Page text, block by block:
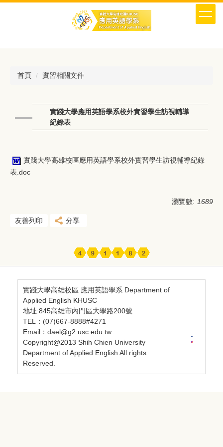
首頁 實習相關文件
實踐大學應用英語學系校外實習學生訪視輔導
紀錄表
實踐大學高雄校區應用英語學系校外實習學生訪視輔導紀錄
表.doc
瀏覽數: 1689
友善列印 分享
實踐大學高雄校區 應用英語學系 Department of
Applied English KHUSC
地址:845高雄市內門區大學路200號
TEL：(07)667-8888#4271
Email：dael@g2.usc.edu.tw
Copyright@2013 Shih Chien University
Department of Applied English All rights
Reserved.